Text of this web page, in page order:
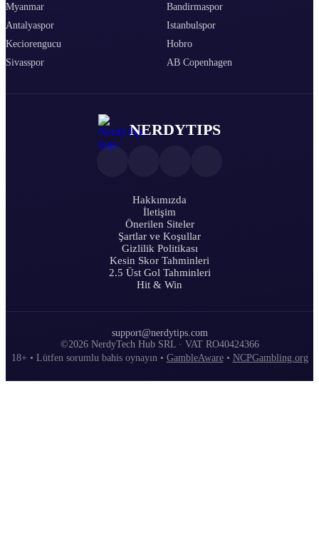
Myanmar
Antalyaspor
Keciorengucu
Sivasspor
Bandirmaspor
Istanbulspor
Hobro
AB Copenhagen
NERDYTIPS
Hakkımızda
İletişim
Önerilen Siteler
Şartlar ve Koşullar
Gizlilik Politikası
Kesin Skor Tahminleri
2.5 Üst Gol Tahminleri
Hit & Win
18+ • Lütfen sorumlu bahis oynayın • GambleAware• NCPGambling.org
support@nerdytips.com
©2026 NerdyTech Hub SRL · VAT RO40424366